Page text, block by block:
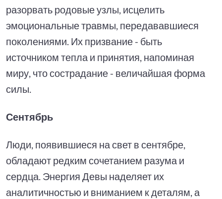
разорвать родовые узлы, исцелить
эмоциональные травмы, передававшиеся
поколениями. Их призвание - быть
источником тепла и принятия, напоминая
миру, что сострадание - величайшая форма
силы.
Сентябрь
Люди, появившиеся на свет в сентябре,
обладают редким сочетанием разума и
сердца. Энергия Девы наделяет их
аналитичностью и вниманием к деталям, а